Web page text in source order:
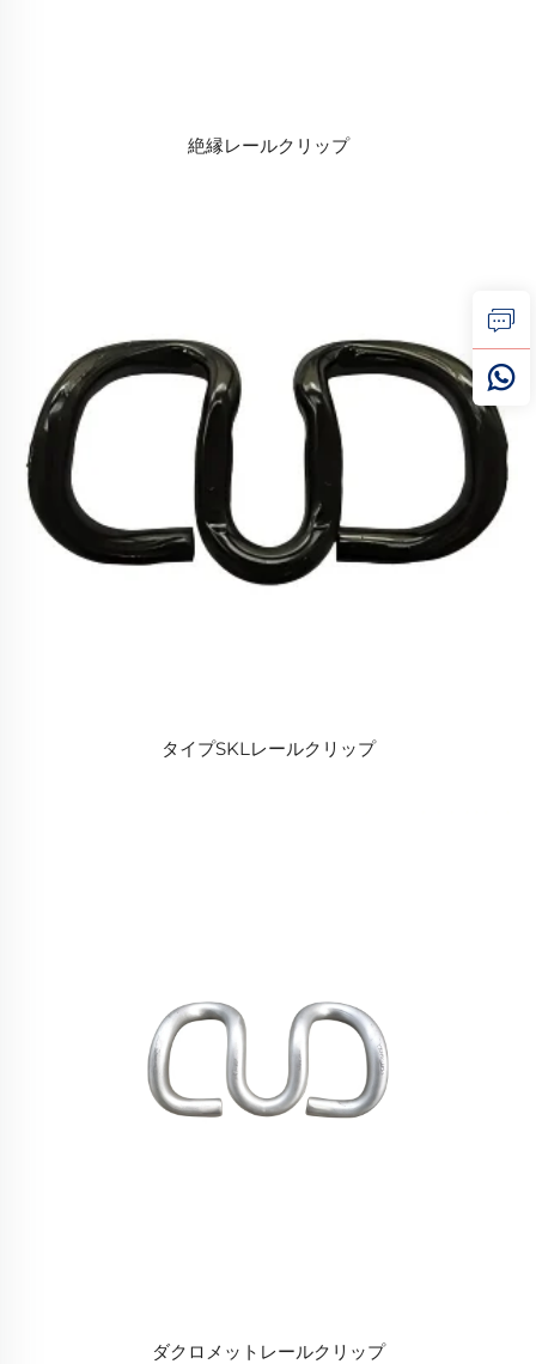
絶縁レールクリップ
タイプSKLレールクリップ
ダクロメットレールクリップ